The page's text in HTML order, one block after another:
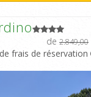
de 2.849,00
frais de réservation